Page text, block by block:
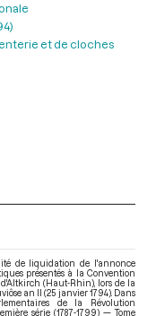
et de cloches
de liquidation de l'annonce
présentés à la Convention
d'Altkirch (Haut-Rhin), lors de la
an II (25 janvier 1794). Dans
de la Révolution
série (1787-1799) — Tome